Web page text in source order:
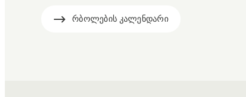
რბოლების კალენდარი